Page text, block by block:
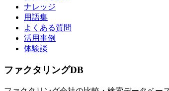
ナレッジ
用語集
よくある質問
活用事例
体験談
ファクタリングDB